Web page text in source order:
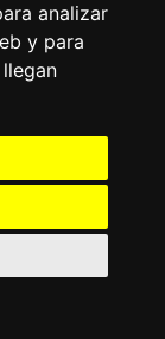
analizar
y para